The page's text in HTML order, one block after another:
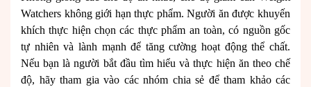
Watchers không giới hạn thực phẩm. Người ăn được khuyến
khích thực hiện chọn các thực phẩm an toàn, có nguồn gốc
tự nhiên và lành mạnh để tăng cường hoạt động thể chất.
Nếu bạn là người bắt đầu tìm hiểu và thực hiện ăn theo chế
độ, hãy tham gia vào các nhóm chia sẻ để tham khảo các